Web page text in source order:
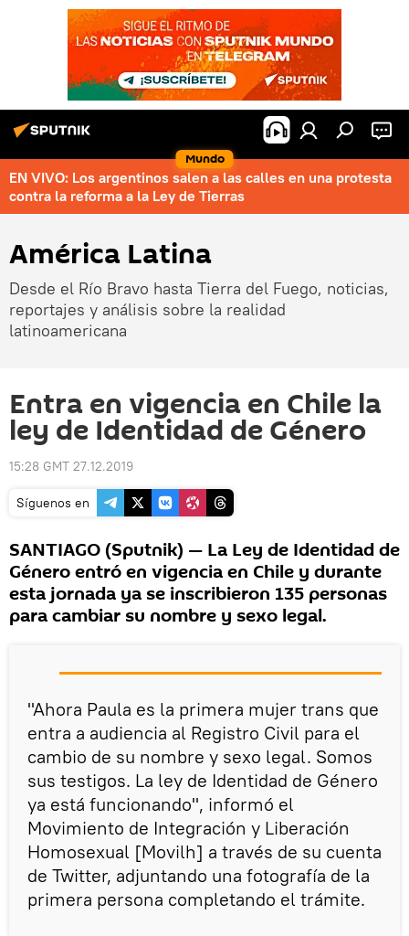
Mundo
EN VIVO: Los argentinos salen a las calles en una protesta
contra la reforma a la Ley de Tierras
América Latina
Desde el Río Bravo hasta Tierra del Fuego, noticias,
reportajes y análisis sobre la realidad
latinoamericana
Entra en vigencia en Chile la
ley de Identidad de Género
15:28 GMT 27.12.2019
Síguenos en
SANTIAGO (Sputnik) — La Ley de Identidad de
Género entró en vigencia en Chile y durante
esta jornada ya se inscribieron 135 personas
para cambiar su nombre y sexo legal.
"Ahora Paula es la primera mujer trans que
entra a audiencia al Registro Civil para el
cambio de su nombre y sexo legal. Somos
sus testigos. La ley de Identidad de Género
ya está funcionando", informó el
Movimiento de Integración y Liberación
Homosexual [Movilh] a través de su cuenta
de Twitter, adjuntando una fotografía de la
primera persona completando el trámite.